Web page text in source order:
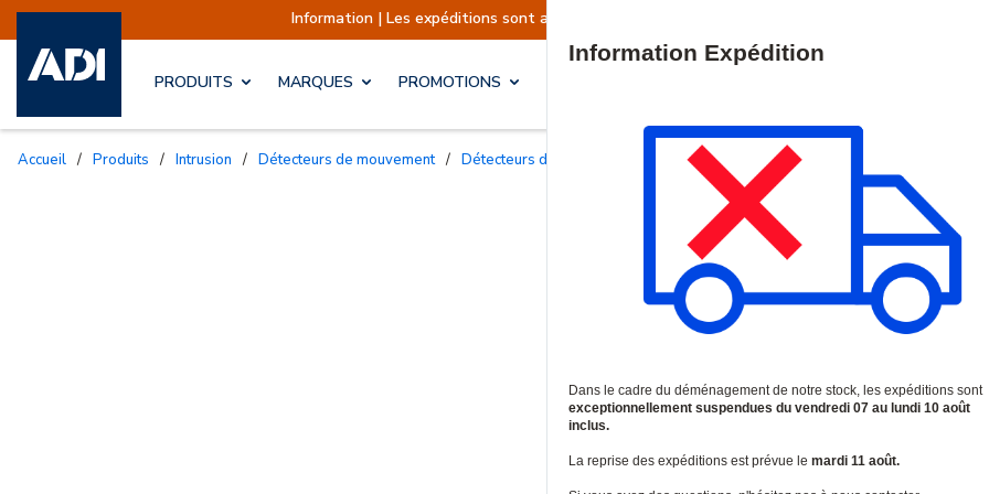
Information | Les expéditions sont actuellement suspendues Reprise prévue le
PRODUITS MARQUES PROMOTIONS
Accueil / Produits / Intrusion / Détecteurs de mouvement / Détecteurs de mouvement IRP